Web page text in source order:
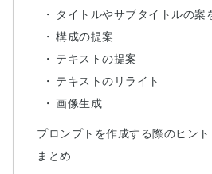
タイトルやサブタイトルの案
構成の提案
テキストの提案
テキストのリライト
画像生成
プロンプトを作成する際のヒント
まとめ